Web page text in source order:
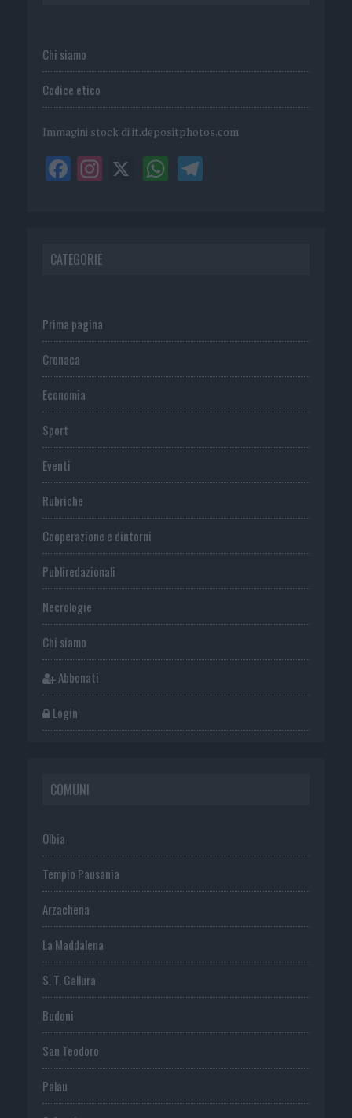
Chi siamo
Codice etico
Immagini stock di it.depositphotos.com
CATEGORIE
Prima pagina
Cronaca
Economia
Sport
Eventi
Rubriche
Cooperazione e dintorni
Publiredazionali
Necrologie
Chi siamo
Abbonati
Login
COMUNI
Olbia
Tempio Pausania
Arzachena
La Maddalena
S. T. Gallura
Budoni
San Teodoro
Palau